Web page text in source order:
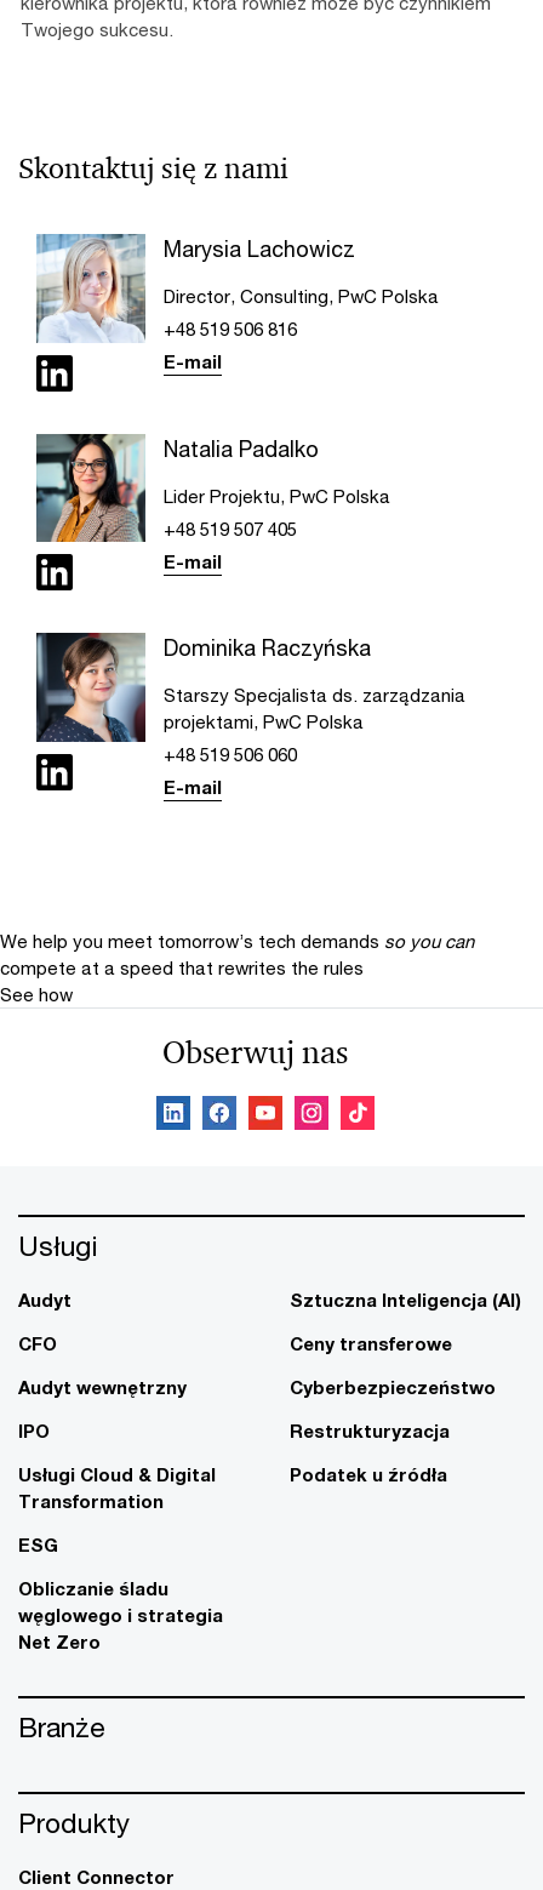
Twojego sukcesu.
Skontaktuj się z nami
Marysia Lachowicz
Director, Consulting, PwC Polska
+48 519 506 816
E-mail
Natalia Padalko
Lider Projektu, PwC Polska
+48 519 507 405
E-mail
Dominika Raczyńska
Starszy Specjalista ds. zarządzania
projektami, PwC Polska
+48 519 506 060
E-mail
We help you meet tomorrow’s tech demands so you can
compete at a speed that rewrites the rules
See how
Obserwuj nas
Usługi
Audyt
CFO
Audyt wewnętrzny
IPO
Usługi Cloud & Digital
Transformation
ESG
Obliczanie śladu
węglowego i strategia
Net Zero
Sztuczna Inteligencja (AI)
Ceny transferowe
Cyberbezpieczeństwo
Restrukturyzacja
Podatek u źródła
Branże
Produkty
Client Connector